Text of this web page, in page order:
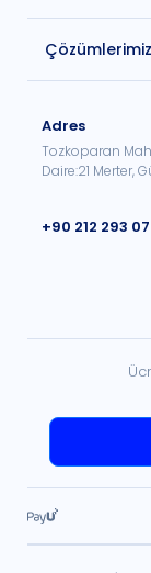
Çözümlerimiz
Adres
Tozkoparan
Daire:21 Merter,
+90 212 293